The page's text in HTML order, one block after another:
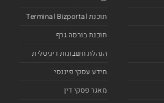
תוכנת Terminal Bizportal
תוכנת בורסה גרף
הנהלת חשבונות דיגיטלית
מידע עסקי פיננסי
מאגר פסקי דין